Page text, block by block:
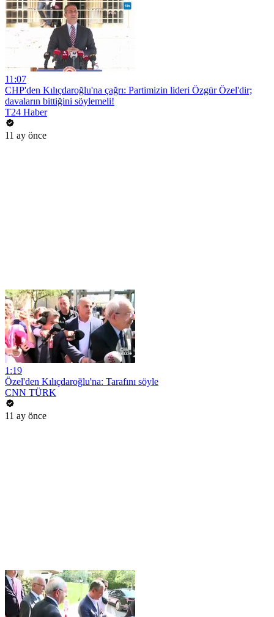
11:07
CHP'den Kılıçdaroğlu'na çağrı: Partimizin lideri Özgür Özel'dir;
davaların bittiğini söylemeli!
T24 Haber
11 ay önce
1:19
Özel'den Kılıçdaroğlu'na: Tarafını söyle
CNN TÜRK
11 ay önce